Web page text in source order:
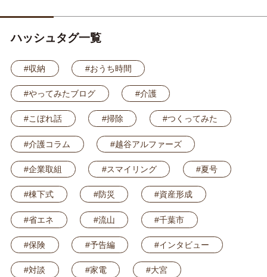
ハッシュタグ一覧
#収納 #おうち時間
#やってみたブログ #介護
#こぼれ話 #掃除 #つくってみた
#介護コラム #越谷アルファーズ
#企業取組 #スマイリング #夏号
#棟下式 #防災 #資産形成
#省エネ #流山 #千葉市
#保険 #予告編 #インタビュー
#対談 #家電 #大宮